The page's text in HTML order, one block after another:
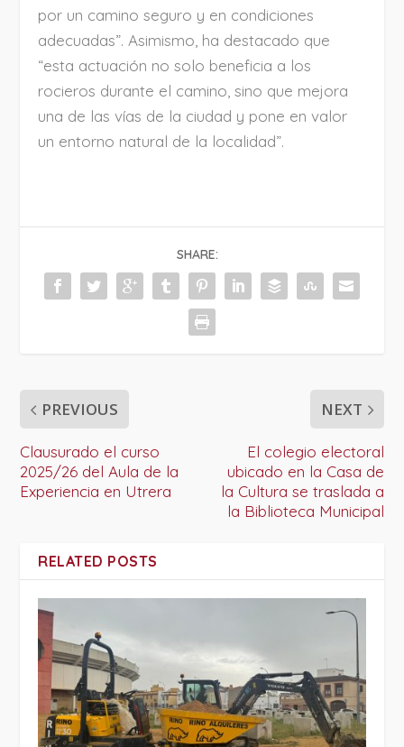
por un camino seguro y en condiciones
adecuadas”. Asimismo, ha destacado que
“esta actuación no solo beneficia a los
rocieros durante el camino, sino que mejora
una de las vías de la ciudad y pone en valor
un entorno natural de la localidad”.
SHARE:
PREVIOUS
Clausurado el curso
2025/26 del Aula de la
Experiencia en Utrera
NEXT
El colegio electoral
ubicado en la Casa de
la Cultura se traslada a
la Biblioteca Municipal
RELATED POSTS